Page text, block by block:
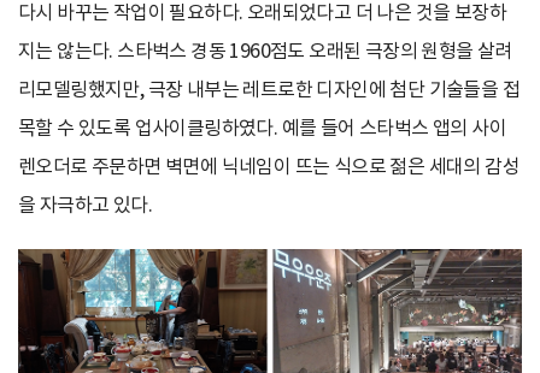
다시 바꾸는 작업이 필요하다. 오래되었다고 더 나은 것을 보장하
지는 않는다. 스타벅스 경동 1960점도 오래된 극장의 원형을 살려
리모델링했지만, 극장 내부는 레트로한 디자인에 첨단 기술들을 접
목할 수 있도록 업사이클링하였다. 예를 들어 스타벅스 앱의 사이
렌오더로 주문하면 벽면에 닉네임이 뜨는 식으로 젊은 세대의 감성
을 자극하고 있다.